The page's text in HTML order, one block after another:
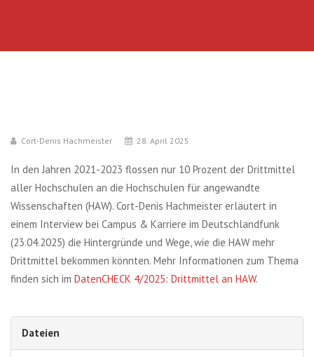
Cort-Denis Hachmeister 28. April 2025
In den Jahren 2021-2023 flossen nur 10 Prozent der Drittmittel
aller Hochschulen an die Hochschulen für angewandte
Wissenschaften (HAW). Cort-Denis Hachmeister erläutert in
einem Interview bei Campus & Karriere im Deutschlandfunk
(23.04.2025) die Hintergründe und Wege, wie die HAW mehr
Drittmittel bekommen könnten. Mehr Informationen zum Thema
finden sich im DatenCHECK 4/2025: Drittmittel an HAW.
Dateien